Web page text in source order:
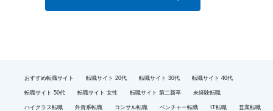
おすすめ転職サイト 転職サイト 20代 転職サイト 30代 転職サイト 40代
転職サイト 50代 転職サイト 女性 転職サイト 第二新卒 未経験転職
ハイクラス転職 外資系転職 コンサル転職 ベンチャー転職 IT転職 営業転職